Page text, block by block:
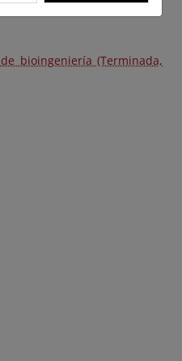
bioingeniería (Terminada,